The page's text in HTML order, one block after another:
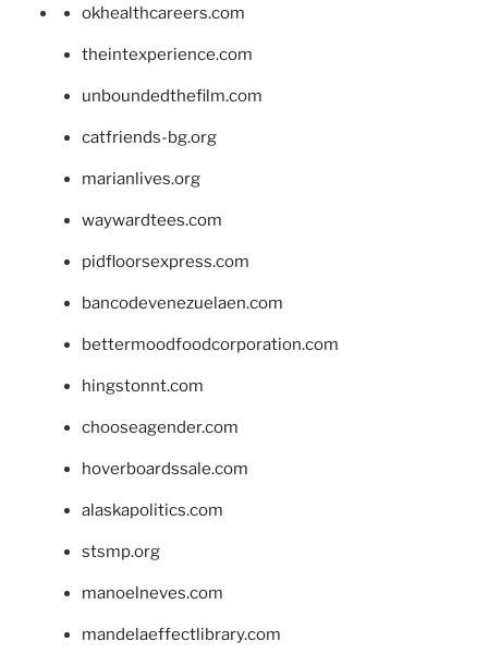
okhealthcareers.com
theintexperience.com
unboundedthefilm.com
catfriends-bg.org
marianlives.org
waywardtees.com
pidfloorsexpress.com
bancodevenezuelaen.com
bettermoodfoodcorporation.com
hingstonnt.com
chooseagender.com
hoverboardssale.com
alaskapolitics.com
stsmp.org
manoelneves.com
mandelaeffectlibrary.com